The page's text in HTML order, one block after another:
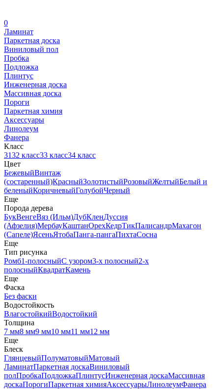
0
Ламинат
Паркетная доска
Виниловый пол
Пробка
Подложка
Плинтус
Инженерная доска
Массивная доска
Пороги
Паркетная химия
Аксессуары
Линолеум
Фанера
Класс
3132 класс33 класс34 класс
Цвет
БежевыйВинтаж
(состаренный)КрасныйЗолотистыйРозовыйЖелтыйБелый и
беленыйКоричневыйГолубойЧерный
Еще
Порода дерева
БукВенгеВяз (Ильм)ДубКленДуссия
(Афзелия)МербауКаштанОрехКедрТикПалисандрМахагон
(Сапеле)ЯсеньЯтобаПанга-пангаПихтаСосна
Еще
Тип рисунка
Ромб1-полосныйС узором3-х полосный2-х
полосныйКвадратКамень
Еще
Фаска
Без фаски
Водостойкость
ВлагостойкийВодостойкий
Толщина
7 мм8 мм9 мм10 мм11 мм12 мм
Еще
Блеск
ГлянцевыйПолуматовыйМатовый
ЛаминатПаркетная доскаВиниловый
полПробкаПодложкаПлинтусИнженерная доскаМассивная
доскаПорогиПаркетная химияАксессуарыЛинолеумФанера